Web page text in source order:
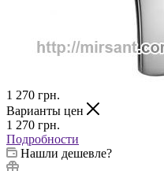
1 270 грн.
Варианты цен
1 270 грн.
Подробности
Нашли дешевле?